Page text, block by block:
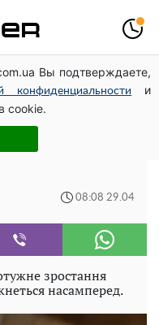
Вы подтверждаете,
конфиденциальности
и
cookie.
змусила відвисати
початком
у
08:08 29.04
зростання
насамперед.